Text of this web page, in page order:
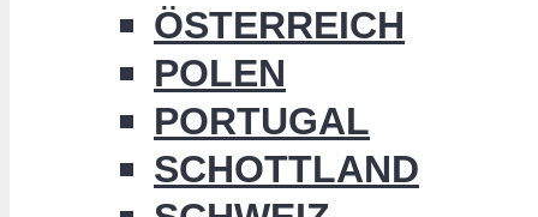
ÖSTERREICH
POLEN
PORTUGAL
SCHOTTLAND